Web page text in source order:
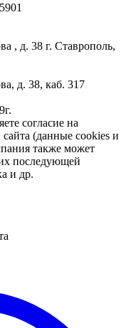
, д. 38 г. Ставрополь,
д. 38, каб. 317
согласие на
(данные cookies и
также может
последующей
и др.